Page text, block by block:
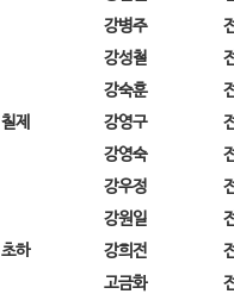
강병주
강성철
강숙훈
칠제
강영구
강영숙
강우정
강원일
초하
강희전
고금화